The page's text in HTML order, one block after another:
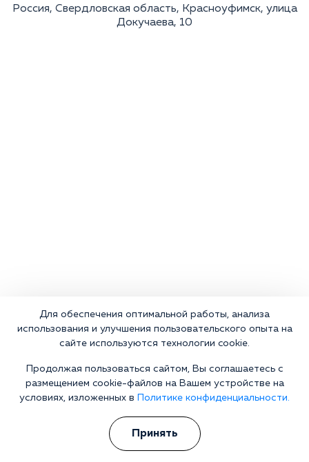
Россия, Свердловская область, Красноуфимск, улица
Докучаева, 10
Что делать сейчас?
Мы знаем всю глубину проблемы и знаем, как Вам помочь.
Консультанты программы сами в прошлом преодолели
Свяжитесь с нами и получите профессиональную
консультацию бесплатно и анонимно.
Для обеспечения оптимальной работы, анализа
использования и улучшения пользовательского опыта на
сайте используются технологии cookie.
Продолжая пользоваться сайтом, Вы соглашаетесь с
размещением cookie-файлов на Вашем устройстве на
условиях, изложенных в
Политике конфиденциальности.
Принять